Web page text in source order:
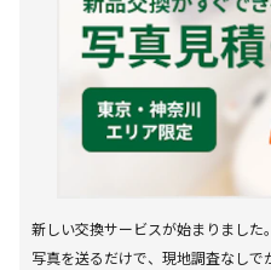
新しい交換サービスが始まりました。
写真を送るだけで、現地調査なしで